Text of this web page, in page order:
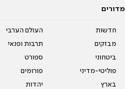
מדורים
חדשות
מבזקים
ביטחוני
פוליטי-מדיני
בארץ
העולם הערבי
תרבות ופנאי
ספורט
פורומים
יהדות